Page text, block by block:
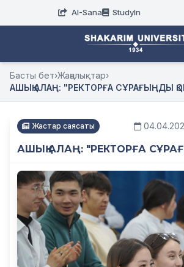
AI-Sana StudyIn
Басты бет›Жаңалықтар›
АШЫҚ АЛАҢ: "РЕКТОРҒА СҰРАҒЫҢДЫ
Жастар саясаты
АШЫҚ АЛАҢ: "РЕКТОРҒА